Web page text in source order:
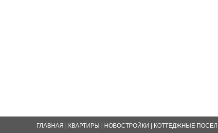
ГЛАВНАЯ КВАРТИРЫ НОВОСТРОЙКИ КОТТЕДЖНЫЕ